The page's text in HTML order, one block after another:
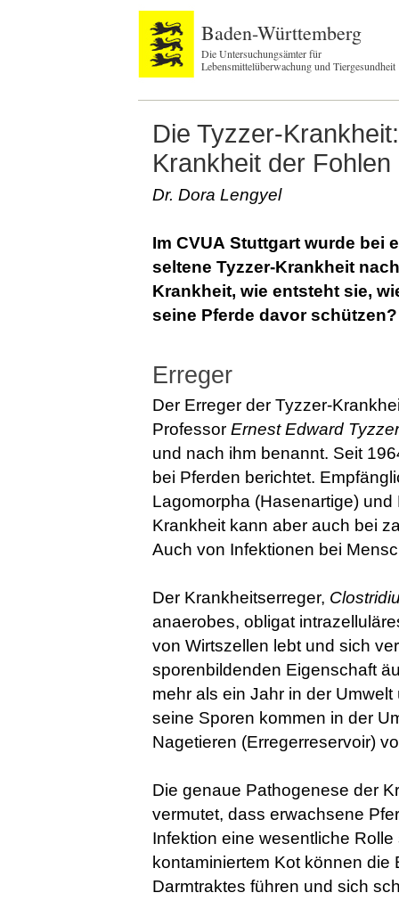
Baden-Württemberg
Die Untersuchungsämter für
Lebensmittelüberwachung und Tiergesundheit
Die Tyzzer-
Krankheit der Fohlen
Dr. Dora Lengyel
Im CVUA Stuttgart wurde bei
seltene Tyzzer-Krankheit
Krankheit, wie entsteht sie,
seine Pferde davor schützen?
Erreger
Der Erreger der Tyzzer-
Professor Ernest Edward Tyzzer
und nach ihm benannt. Seit
bei Pferden berichtet.
Lagomorpha (Hasenartige)
Krankheit kann aber auch bei
Auch von Infektionen bei
Der Krankheitserreger,
anaerobes, obligat
von Wirtszellen lebt und sich
sporenbildenden Eigenschaft
mehr als ein Jahr in der
seine Sporen kommen in der
Nagetieren (Erregerreservoir)
Die genaue Pathogenese der
vermutet, dass erwachsene
Infektion eine wesentliche
kontaminiertem Kot können
Darmtraktes führen und sich